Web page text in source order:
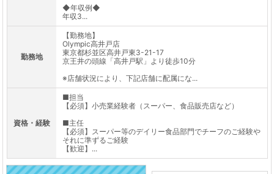
◆年収例◆
年収3...
勤務地
【勤務地】
Olympic高井戸店
東京都杉並区高井戸東3-21-17
京王井の頭線「高井戸駅」より徒歩10分
※店舗状況により、下記店舗に配属にな...
資格・経験
■担当
【必須】小売業経験者（スーパー、食品販売店など）
■主任
【必須】スーパー等のデイリー食品部門でチーフのご経験や
それに準ずるご経験
【歓迎】...